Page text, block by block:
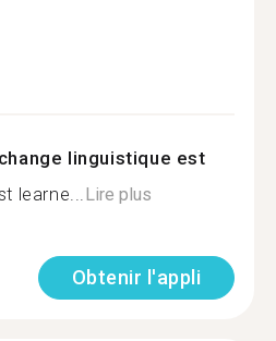
linguistique est
learne...Lire plus
Obtenir l'appli